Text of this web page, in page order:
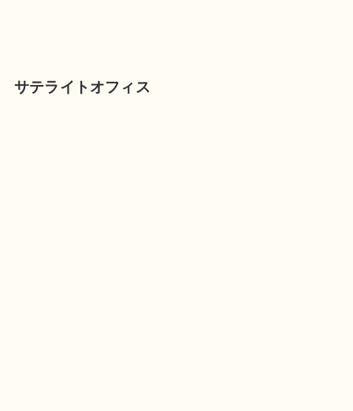
サテライトオフィス